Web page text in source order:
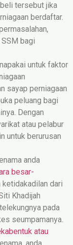
tersebut jika
berdaftar.
bagi
untuk faktor
sayap perniagaan
peluang bagi
Dengan
atau pelabur
untuk berurusan
anda
besar-
ketidakadilan dari
Khadijah
pada
seumpamanya.
atau